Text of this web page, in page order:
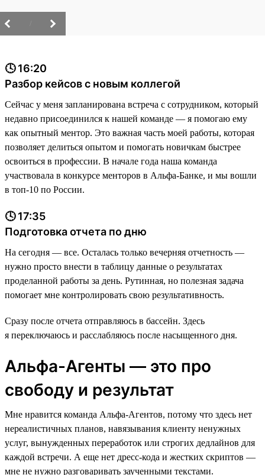
🕓 16:20
Разбор кейсов с новым коллегой
Сейчас у меня запланирована встреча с сотрудником, который
недавно присоединился к нашей команде — я помогаю ему
как опытный ментор. Это важная часть моей работы, которая
позволяет делиться опытом и помогать новичкам быстрее
освоиться в профессии. В начале года наша команда
участвовала в конкурсе менторов в Альфа-Банке, и мы вошли
в топ-10 по России.
🕓 17:35
Подготовка отчета по дню
На сегодня — все. Осталась только вечерняя отчетность —
нужно просто внести в таблицу данные о результатах
проделанной работы за день. Рутинная, но полезная задача
помогает мне контролировать свою результативность.
Сразу после отчета отправляюсь в бассейн. Здесь
я переключаюсь и расслабляюсь после насыщенного дня.
Альфа-Агенты — это про
свободу и результат
Мне нравится команда Альфа-Агентов, потому что здесь нет
нереалистичных планов, навязывания клиенту ненужных
услуг, вынужденных переработок или строгих дедлайнов для
каждой встречи. А еще нет дресс-кода и жестких скриптов —
мне не нужно разговаривать заученными текстами.